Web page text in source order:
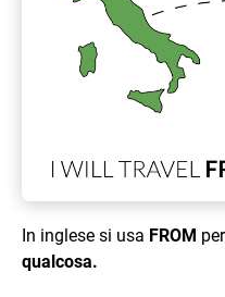
In inglese si usa FROM
qualcosa.